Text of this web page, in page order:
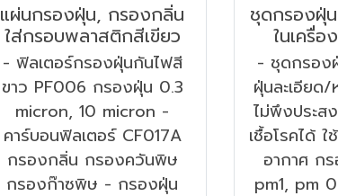
แผ่นกรองฝุ่น, กรองกลิ่น
ใส่กรอบพลาสติกสีเขียว
- ฟิลเตอร์กรองฝุ่นกันไฟสี
ขาว PF006 กรองฝุ่น 0.3
micron, 10 micron -
คาร์บอนฟิลเตอร์ CF017A
กรองกลิ่น กรองควันพิษ
กรองก๊าซพิษ - กรองฝุ่น
ชุดกรองฝุ่
ในเครื่
- ชุดกรอง
ฝุ่นละเอียด
ไม่พึงประส
เชื้อโรคได้
อากาศ ก
pm1, pm